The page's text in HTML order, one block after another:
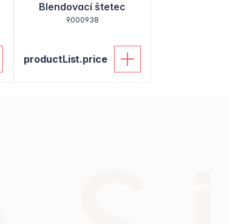
Blendovací štetec
9000938
productList.price